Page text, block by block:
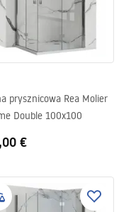
prysznicowa Rea Molier
Double 100x100
€